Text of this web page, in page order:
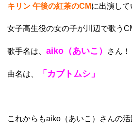
キリン 午後の紅茶のCMに出演して
女子高生役の女の子が川辺で歌う
歌手名は、 aiko（あいこ） さん！
曲名は、 「カブトムシ」
これからもaiko（あいこ） さんの